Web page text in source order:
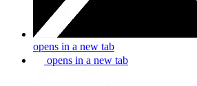
opens in a new tab
opens in a new tab